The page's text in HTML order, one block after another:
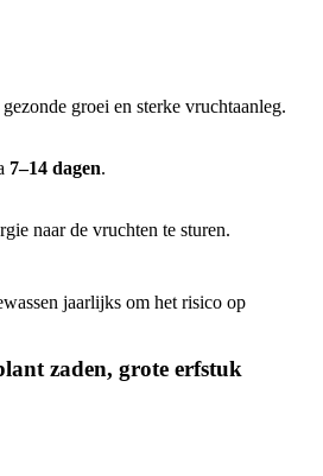
groei en sterke vruchtaanleg.
7–14 dagen.
naar de vruchten te sturen.
jaarlijks om het risico op
zaden, grote erfstuk